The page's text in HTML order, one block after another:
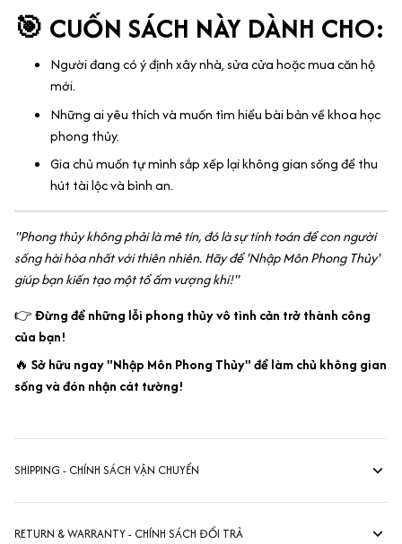
🎯 CUỐN SÁCH NÀY DÀNH CHO:
Người đang có ý định xây nhà, sửa cửa hoặc mua căn hộ
mới.
Những ai yêu thích và muốn tìm hiểu bài bản về khoa học
phong thủy.
Gia chủ muốn tự mình sắp xếp lại không gian sống để thu
hút tài lộc và bình an.
"Phong thủy không phải là mê tín, đó là sự tính toán để con người
sống hài hòa nhất với thiên nhiên. Hãy để 'Nhập Môn Phong Thủy'
giúp bạn kiến tạo một tổ ấm vượng khí!"
👉Đừng để những lỗi phong thủy vô tình cản trở thành công
của bạn!
🔥 Sở hữu ngay "Nhập Môn Phong Thủy" để làm chủ không gian
sống và đón nhận cát tường!
SHIPPING - CHÍNH SÁCH VẬN CHUYỂN
RETURN & WARRANTY - CHÍNH SÁCH ĐỔI TRẢ